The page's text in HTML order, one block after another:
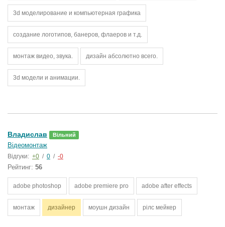
3d моделирование и компьютерная графика
создание логотипов, банеров, флаеров и т.д.
монтаж видео, звука. дизайн абсолютно всего.
3d модели и анимации.
Владислав Вільний
Відеомонтаж
Відгуки: +0 / 0 / -0
Рейтинг: 56
adobe photoshop adobe premiere pro adobe after effects
монтаж дизайнер моушн дизайн рілс мейкер